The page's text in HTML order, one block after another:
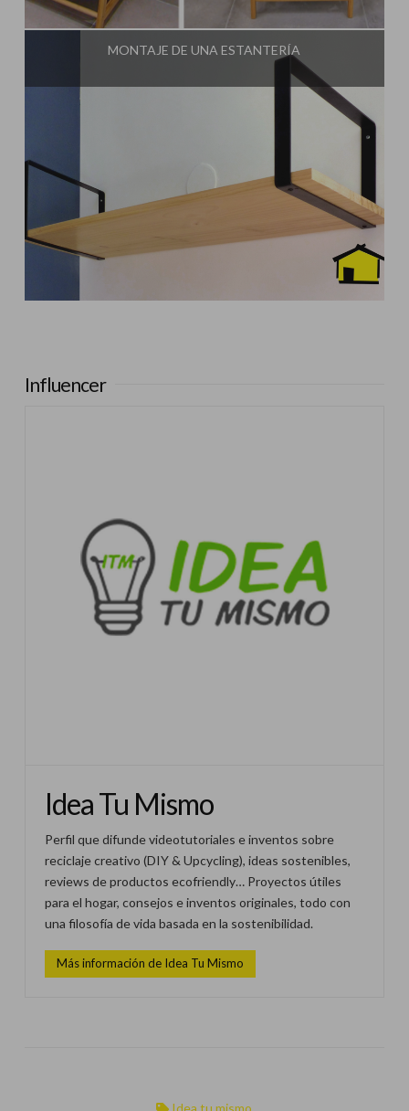
Influencer: Idea Tu Mismo
MONTAJE DE UNA ESTANTERÍA
Influencer
Idea Tu Mismo
Perfil que difunde videotutoriales e inventos sobre
reciclaje creativo (DIY & Upcycling), ideas sostenibles,
reviews de productos ecofriendly… Proyectos útiles
para el hogar, consejos e inventos originales, todo con
una filosofía de vida basada en la sostenibilidad.
Más información de Idea Tu Mismo
Idea tu mismo